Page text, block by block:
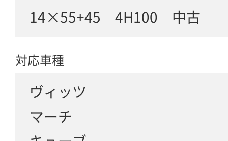
14×55+45 4H100 中古
対応車種
ヴィッツ
マーチ